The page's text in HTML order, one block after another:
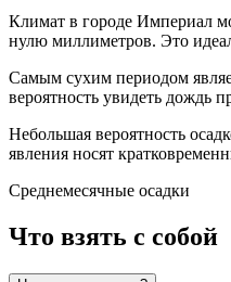
Климат в городе Империал
нулю миллиметров. Это
Самым сухим периодом
вероятность увидеть дождь
Небольшая вероятность
явления носят
Среднемесячные осадки
Что взять с собой